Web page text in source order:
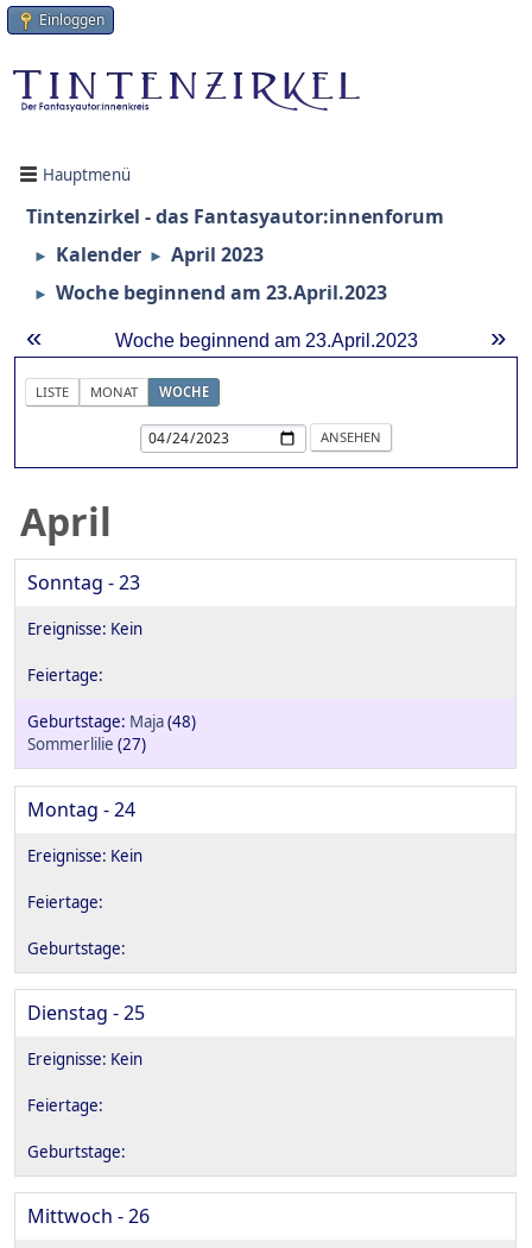
Einloggen
Hauptmenü
Tintenzirkel - das Fantasyautor:innenforum
► Kalender ► April 2023
► Woche beginnend am 23.April.2023
« »
Woche beginnend am 23.April.2023
LISTE MONAT WOCHE
April
Sonntag - 23
Maja(48)
Sommerlilie (27)
Montag - 24
Dienstag - 25
Mittwoch - 26